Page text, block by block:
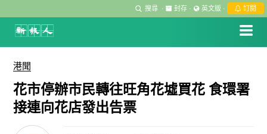
搜尋 · 封存 · 英文版 · 訂閱
港聞
花市停辦市民轉往旺角花墟買花 食環署
接連向花店發出告票